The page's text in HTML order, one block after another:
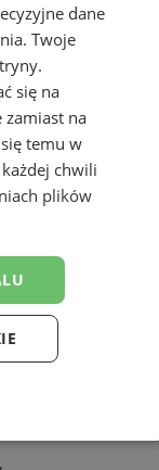
w Żorach. Znajdź
PCV,dywany
trawy
i
Żory i
na montaż
dane
Twoje
się na
zamiast na
temu w
chwili
plików